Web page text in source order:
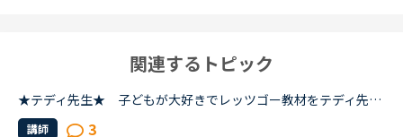
関連するトピック
★テディ先生★ 子どもが大好きでレッツゴー教材をテディ先生で受けています。あれ？と思うのが数人いるテディ先生のうち、一人の先生だけレッスンがほぼオーディオを流して終わります。アクティビティ無し、ロー...
講師 3